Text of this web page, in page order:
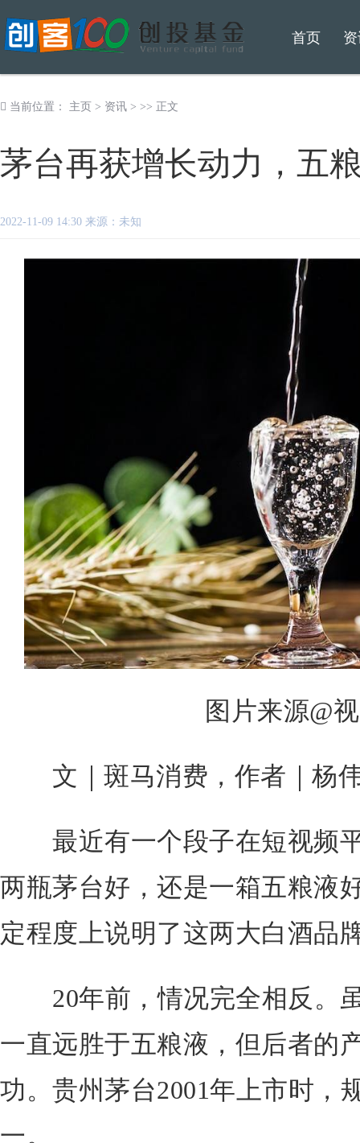
首页
当前位置： 主页 > 资讯 > >> 正文
茅台再获增长动力，五
2022-11-09 14:30 来源：未知
图片来源@
文｜斑马消费，作者｜杨
最近有一个段子在短视频
两瓶茅台好，还是一箱五粮液
定程度上说明了这两大白酒品
20年前，情况完全相反。
一直远胜于五粮液，但后者的
功。贵州茅台2001年上市时，
一。